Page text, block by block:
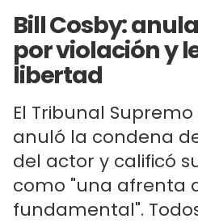
Bill Cosby:
por violación y
libertad
El Tribunal
anuló la condena
del actor y calificó
como "una afrenta
fundamental".